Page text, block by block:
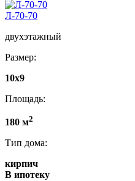
Л-70-70
двухэтажный
Размер:
10x9
Площадь:
180 м2
Тип дома:
кирпич
В ипотеку